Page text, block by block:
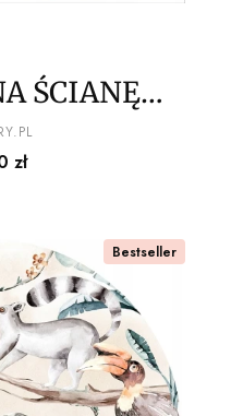
ŚCIANĘ
wz1
zł
Bestseller